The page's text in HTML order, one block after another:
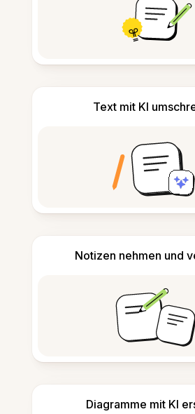
Text mit KI
Notizen nehmen und
Diagramme mit KI